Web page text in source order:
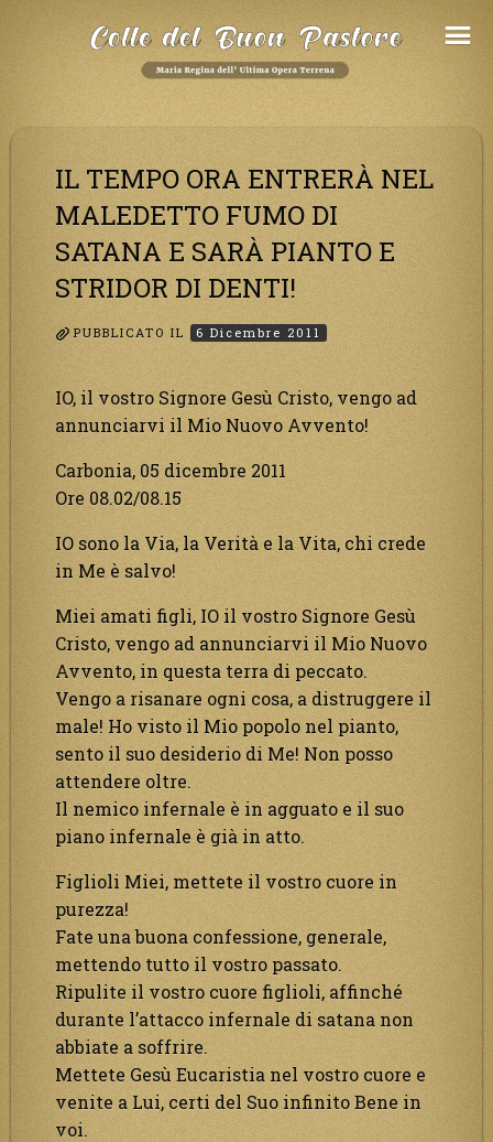
IL TEMPO ORA ENTRERÀ NEL
MALEDETTO FUMO DI
SATANA E SARÀ PIANTO E
STRIDOR DI DENTI!
PUBBLICATO IL 6 Dicembre 2011
IO, il vostro Signore Gesù Cristo, vengo ad
annunciarvi il Mio Nuovo Avvento!
Carbonia, 05 dicembre 2011
Ore 08.02/08.15
IO sono la Via, la Verità e la Vita, chi crede
in Me è salvo!
Miei amati figli, IO il vostro Signore Gesù
Cristo, vengo ad annunciarvi il Mio Nuovo
Avvento, in questa terra di peccato.
Vengo a risanare ogni cosa, a distruggere il
male! Ho visto il Mio popolo nel pianto,
sento il suo desiderio di Me! Non posso
attendere oltre.
Il nemico infernale è in agguato e il suo
piano infernale è già in atto.
Figlioli Miei, mettete il vostro cuore in
purezza!
Fate una buona confessione, generale,
mettendo tutto il vostro passato.
Ripulite il vostro cuore figlioli, affinché
durante l’attacco infernale di satana non
abbiate a soffrire.
Mettete Gesù Eucaristia nel vostro cuore e
venite a Lui, certi del Suo infinito Bene in
voi.